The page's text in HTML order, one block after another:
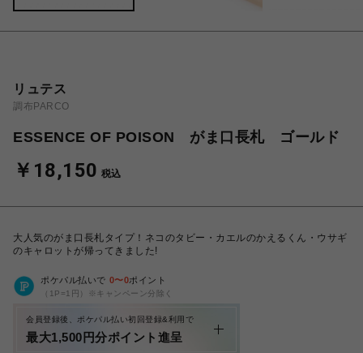
リュテス
調布PARCO
ESSENCE OF POISON がま口長札 ゴールド
￥18,150 税込
大人気のがま口長札タイプ！ネコのタビー・カエルのかえるくん・ウサギ
のキャロットが帰ってきました!
ポケパル払いで 0〜0ポイント
（1P=1円）※キャンペーン分除く
会員登録後、ポケパル払い初回登録&利用で
最大1,500円分ポイント進呈